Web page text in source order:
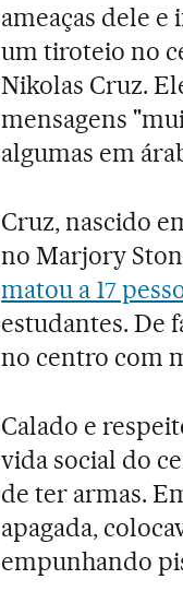
ameaças dele e
um tiroteio no
Nikolas Cruz.
mensagens
algumas em
Cruz, nascido
no Marjory
matou a 17
estudantes. De
no centro com
Calado e
vida social do
de ter armas.
apagada,
empunhando